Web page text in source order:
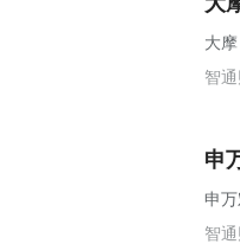
大
智
申
申
智